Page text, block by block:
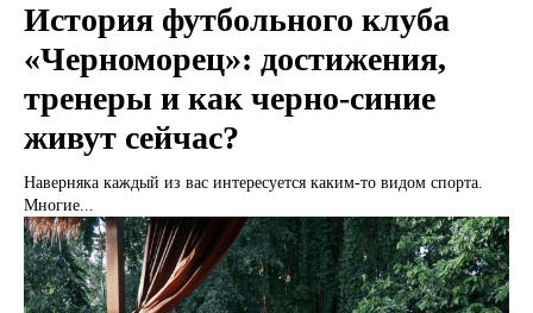
История футбольного клуба
«Черноморец»: достижения,
тренеры и как черно-синие
живут сейчас?
Наверняка каждый из вас интересуется каким-то видом спорта.
Многие...